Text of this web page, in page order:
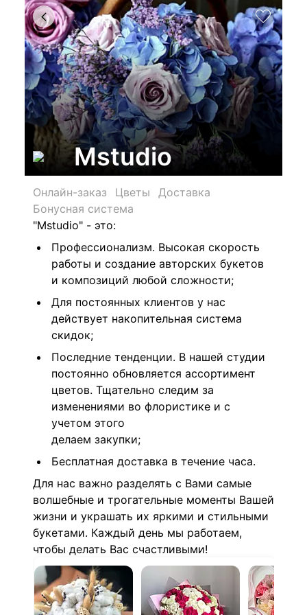
Mstudio
Онлайн-заказ Цветы
Доставка
Бонусная система
"Mstudio" - это:
Профессионализм. Высокая скорость
работы и создание авторских букетов
и композиций любой сложности;
Для постоянных клиентов у нас
действует накопительная система
скидок;
Последние тенденции. В нашей студии
постоянно обновляется ассортимент
цветов. Тщательно следим за
изменениями во флористике и с
учетом этого
делаем закупки;
Бесплатная доставка в течение часа.
Для нас важно разделять с Вами самые
волшебные и трогательные моменты Вашей
жизни и украшать их яркими и стильными
букетами. Каждый день мы работаем,
чтобы делать Вас счастливыми!